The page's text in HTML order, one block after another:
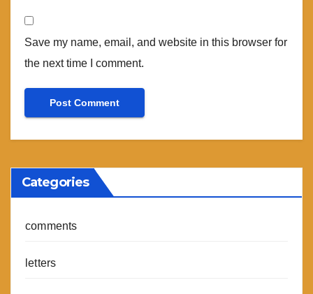
Save my name, email, and website in this browser for
the next time I comment.
Categories
comments
letters